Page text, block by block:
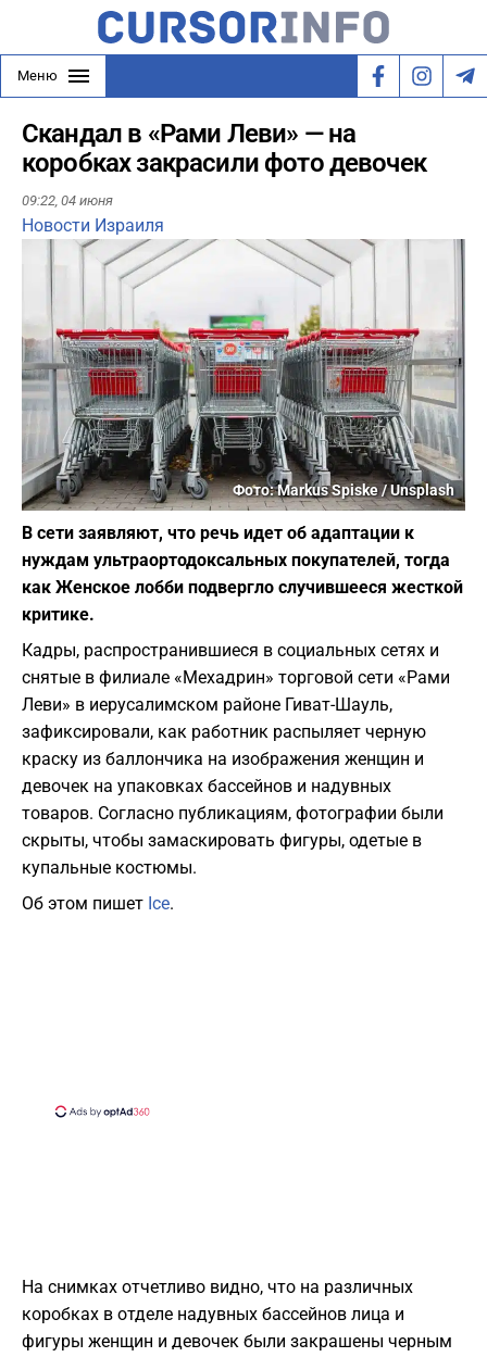
Меню
Скандал в «Рами Леви» — на
коробках закрасили фото девочек
09:22, 04 июня
Новости Израиля
Фото: Markus Spiske / Unsplash
В сети заявляют, что речь идет об адаптации к
нуждам ультраортодоксальных покупателей, тогда
как Женское лобби подвергло случившееся жесткой
критике.
Кадры, распространившиеся в социальных сетях и
снятые в филиале «Мехадрин» торговой сети «Рами
Леви» в иерусалимском районе Гиват-Шауль,
зафиксировали, как работник распыляет черную
краску из баллончика на изображения женщин и
девочек на упаковках бассейнов и надувных
товаров. Согласно публикациям, фотографии были
скрыты, чтобы замаскировать фигуры, одетые в
купальные костюмы.
Об этом пишет Ice.
На снимках отчетливо видно, что на различных
коробках в отделе надувных бассейнов лица и
фигуры женщин и девочек были закрашены черным